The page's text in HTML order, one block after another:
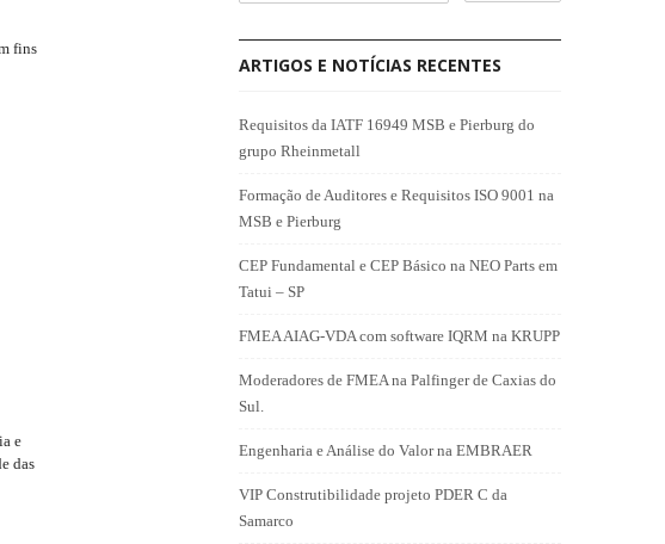
fins
e
das
ARTIGOS E NOTÍCIAS RECENTES
Requisitos da IATF 16949 MSB e Pierburg do
grupo Rheinmetall
Formação de Auditores e Requisitos ISO 9001 na
MSB e Pierburg
CEP Fundamental e CEP Básico na NEO Parts em
Tatui – SP
FMEA AIAG-VDA com software IQRM na KRUPP
Moderadores de FMEA na Palfinger de Caxias do
Sul.
Engenharia e Análise do Valor na EMBRAER
VIP Construtibilidade projeto PDER C da
Samarco